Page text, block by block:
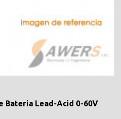
Bateria Lead-Acid 0-60V